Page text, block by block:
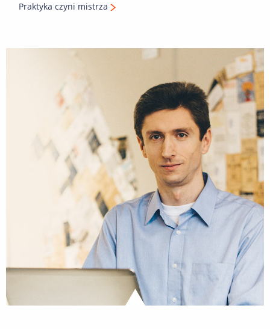
Praktyka czyni mistrza